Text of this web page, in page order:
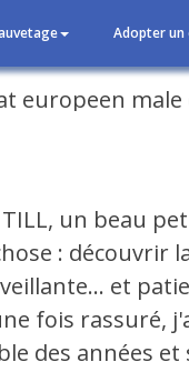
Adopter un
un beau
: découvrir
et
fois rassuré,
des années